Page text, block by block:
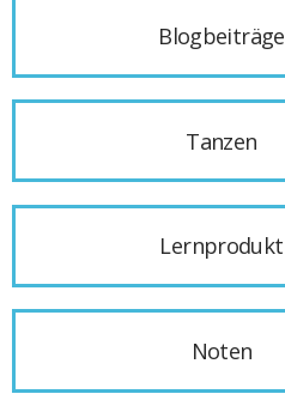
Blogbeiträge
Tanzen
Lernprodukt
Noten